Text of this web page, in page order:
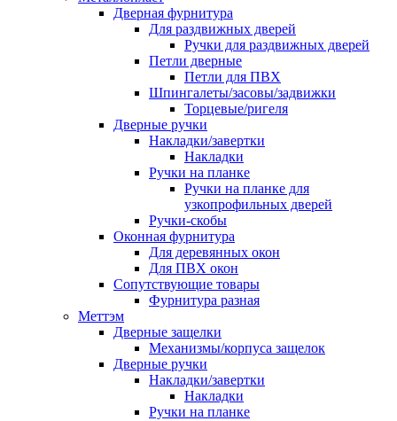
Дверная фурнитура
Для раздвижных дверей
Ручки для раздвижных дверей
Петли дверные
Петли для ПВХ
Шпингалеты/засовы/задвижки
Торцевые/ригеля
Дверные ручки
Накладки/завертки
Накладки
Ручки на планке
Ручки на планке для
узкопрофильных дверей
Ручки-скобы
Оконная фурнитура
Для деревянных окон
Для ПВХ окон
Сопутствующие товары
Фурнитура разная
Меттэм
Дверные защелки
Механизмы/корпуса защелок
Дверные ручки
Накладки/завертки
Накладки
Ручки на планке